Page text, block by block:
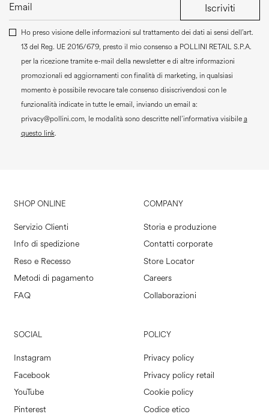
Iscriviti
Ho preso visione delle informazioni sul trattamento dei dati ai sensi dell’art.
13 del Reg. UE 2016/679, presto il mio consenso a POLLINI RETAIL S.P.A.
per la ricezione tramite e-mail della newsletter e di altre informazioni
promozionali ed aggiornamenti con finalità di marketing, in qualsiasi
momento è possibile revocare tale consenso disiscrivendosi con le
funzionalità indicate in tutte le email, inviando un email a:
privacy@pollini.com, le modalità sono descritte nell’informativa visibilea
questo link.
SHOP ONLINE
Servizio Clienti
Info di spedizione
Reso e Recesso
Metodi di pagamento
FAQ
COMPANY
Storia e produzione
Contatti corporate
Store Locator
Careers
Collaborazioni
SOCIAL
Instagram
Facebook
YouTube
Pinterest
POLICY
Privacy policy
Privacy policy retail
Cookie policy
Codice etico